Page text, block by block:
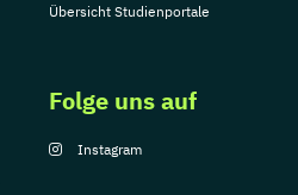
Übersicht Studienportale
Folge uns auf
Instagram